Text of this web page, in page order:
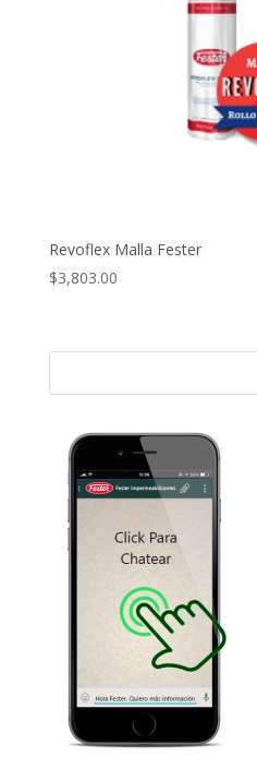
Revoflex Malla Fester
$3,803.00